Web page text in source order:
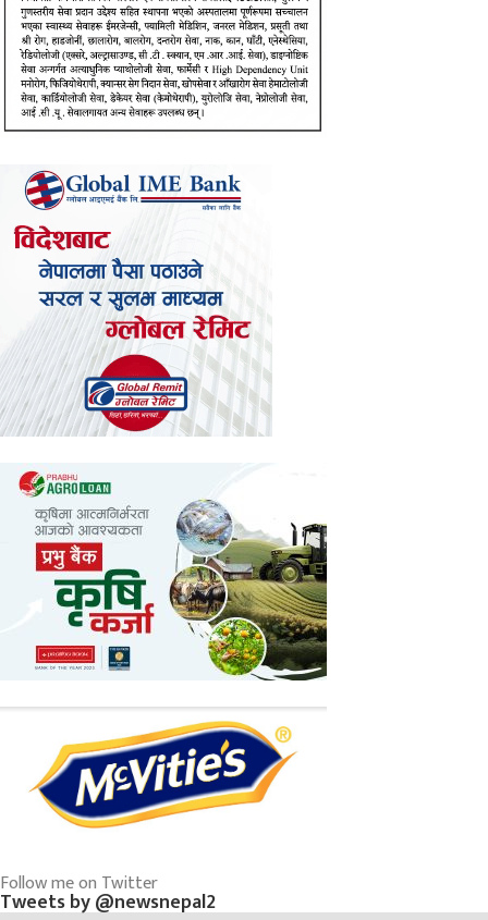
Follow me on Twitter
Tweets by @newsnepal2